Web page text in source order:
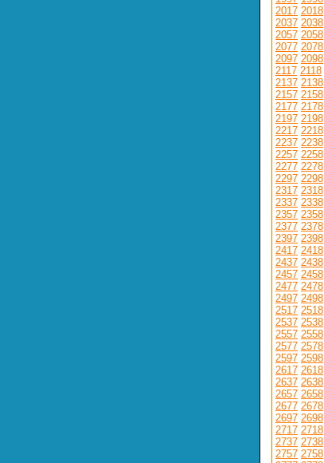
2017 2018
2037 2038
2057 2058
2077 2078
2097 2098
2117 2118
2137 2138
2157 2158
2177 2178
2197 2198
2217 2218
2237 2238
2257 2258
2277 2278
2297 2298
2317 2318
2337 2338
2357 2358
2377 2378
2397 2398
2417 2418
2437 2438
2457 2458
2477 2478
2497 2498
2517 2518
2537 2538
2557 2558
2577 2578
2597 2598
2617 2618
2637 2638
2657 2658
2677 2678
2697 2698
2717 2718
2737 2738
2757 2758